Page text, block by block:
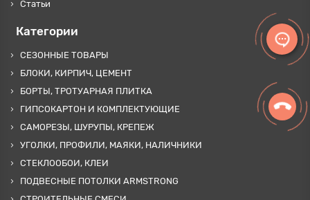
Статьи
Категории
СЕЗОННЫЕ ТОВАРЫ
БЛОКИ, КИРПИЧ, ЦЕМЕНТ
БОРТЫ, ТРОТУАРНАЯ ПЛИТКА
ГИПСОКАРТОН И КОМПЛЕКТУЮЩИЕ
САМОРЕЗЫ, ШУРУПЫ, КРЕПЕЖ
УГОЛКИ, ПРОФИЛИ, МАЯКИ, НАЛИЧНИКИ
СТЕКЛООБОИ, КЛЕИ
ПОДВЕСНЫЕ ПОТОЛКИ ARMSTRONG